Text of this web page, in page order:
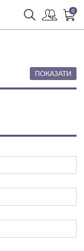
0
ПОКАЗАТИ